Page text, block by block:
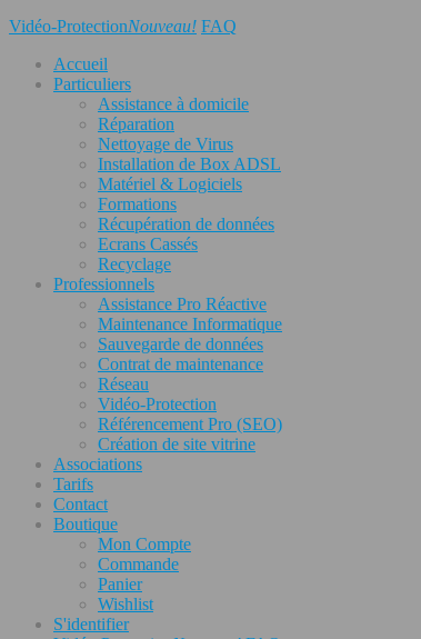
Vidéo-ProtectionNouveau! FAQ
Accueil
Particuliers
Assistance à domicile
Réparation
Nettoyage de Virus
Installation de Box ADSL
Matériel & Logiciels
Formations
Récupération de données
Ecrans Cassés
Recyclage
Professionnels
Assistance Pro Réactive
Maintenance Informatique
Sauvegarde de données
Contrat de maintenance
Réseau
Vidéo-Protection
Référencement Pro (SEO)
Création de site vitrine
Associations
Tarifs
Contact
Boutique
Mon Compte
Commande
Panier
Wishlist
S'identifier